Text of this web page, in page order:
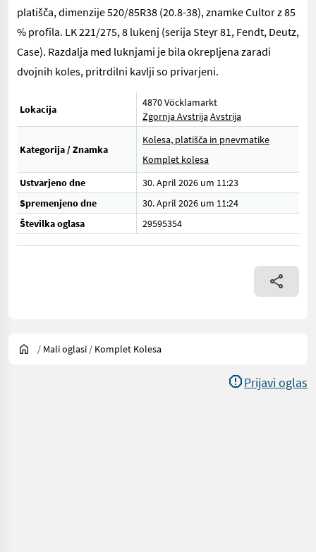
platišča, dimenzije 520/85R38 (20.8-38), znamke Cultor z 85
% profila. LK 221/275, 8 lukenj (serija Steyr 81, Fendt, Deutz,
Case). Razdalja med luknjami je bila okrepljena zaradi
dvojnih koles, pritrdilni kavlji so privarjeni.
Lokacija
4870 Vöcklamarkt
Zgornja Avstrija Avstrija
Kategorija / Znamka
Kolesa, platišča in pnevmatike
Komplet kolesa
Ustvarjeno dne
30. April 2026 um 11:23
Spremenjeno dne
30. April 2026 um 11:24
Številka oglasa
29595354
/ Mali oglasi / Komplet Kolesa
Prijavi oglas